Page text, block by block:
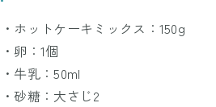
・ホットケーキミックス：150g
・卵：1個
・牛乳：50ml
・砂糖：大さじ2